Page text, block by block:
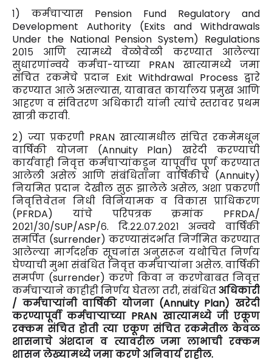
१) कर्मचाऱ्यास Pension Fund Regulatory and
Development Authority (Exits and Withdrawals
Under the National Pension System) Regulations
२०१५ आणि त्यामध्ये वेळोवेळी करण्यात आलेल्या
सुधारणांन्वये कर्मचा-याच्या PRAN खात्यामध्ये जमा
संचित रकमेचे प्रदान Exit Withdrawal Process द्वारे
करण्यात आले असल्यास, याबाबत कार्यालय प्रमुख आणि
आहरण व संवितरण अधिकारी यांनी त्यांचे स्तरावर प्रथम
खात्री करावी.
२) ज्या प्रकरणी PRAN खात्यामधील संचित रकमेमधून
वार्षिकी योजना (Annuity Plan) खरेदी करण्याची
कार्यवाही निवृत्त कर्मचाऱ्यांकडून यापूर्वीच पूर्ण करण्यात
आलेली असेल आणि संबंधितांना वार्षिकीचे (Annuity)
नियमित प्रदान देखील सुरू झालेले असेल, अशा प्रकरणी
निवृत्तिवेतन निधी विनियामक व विकास प्राधिकरण
(PFRDA) यांचे परिपत्रक क्रमांक PFRDA/
२०२१/३०/SUP/ASP/६. दि.२२.०७.२०२१ अन्वये वार्षिकी
समर्पित (surrender) करण्यासंदर्भात निर्गमित करण्यात
आलेल्या मार्गदर्शक सूचनांस अनुसरून यथोचित निर्णय
घेण्याची मुभा संबंधित निवृत्त कर्मचाऱ्यांना असेल. वार्षिकी
समर्पण (surrender) करणे किवा न करणेबाबत निवृत्त
कर्मचाऱ्याने काहीही निर्णय घेतला तरी, संबंधितअधिकारी
/ कर्मचाऱ्यांनी वार्षिकी योजना (Annuity Plan) खरेदी
करण्यापूर्वी कर्मचाऱ्याच्या PRAN खात्यामध्ये जी एकूण
रक्कम संचित होती त्या एकूण संचित रकमेतील केवळ
शासनाचे अंशदान व त्यावरील जमा लाभाची रक्कम
शासन लेख्यामध्ये जमा करणे अनिवार्य राहील.